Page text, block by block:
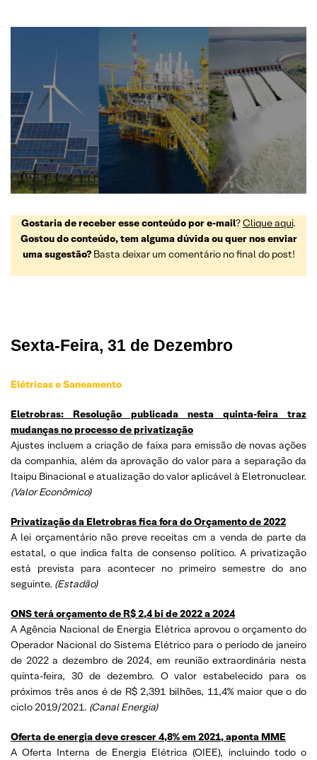
Gostaria de receber esse conteúdo por e-mail?Clique aqui.
Gostou do conteúdo, tem alguma dúvida ou quer nos enviar
uma sugestão?Basta deixar um comentário no final do post!
Sexta-Feira, 31 de Dezembro
Elétricas e Saneamento
Eletrobras: Resolução publicada nesta quinta-feira traz
mudanças no processo de privatização
Ajustes incluem a criação de faixa para emissão de novas ações
da companhia, além da aprovação do valor para a separação da
Itaipu Binacional e atualização do valor aplicável à Eletronuclear.
(Valor Econômico)
Privatização da Eletrobras fica fora do Orçamento de 2022
A lei orçamentário não preve receitas cm a venda de parte da
estatal, o que indica falta de consenso político. A privatização
está prevista para acontecer no primeiro semestre do ano
seguinte. (Estadão)
ONS terá orçamento de R$ 2,4 bi de 2022 a 2024
A Agência Nacional de Energia Elétrica aprovou o orçamento do
Operador Nacional do Sistema Elétrico para o período de janeiro
de 2022 a dezembro de 2024, em reunião extraordinária nesta
quinta-feira, 30 de dezembro. O valor estabelecido para os
próximos três anos é de R$ 2,391 bilhões, 11,4% maior que o do
ciclo 2019/2021. (Canal Energia)
Oferta de energia deve crescer 4,8% em 2021, aponta MME
A Oferta Interna de Energia Elétrica (OIEE), incluindo todo o